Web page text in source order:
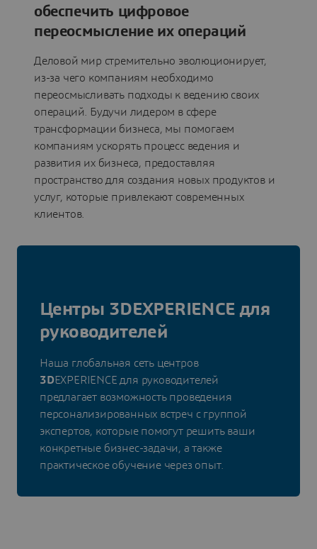
обеспечить цифровое
переосмысление их операций
Деловой мир стремительно эволюционирует,
из-за чего компаниям необходимо
переосмысливать подходы к ведению своих
операций. Будучи лидером в сфере
трансформации бизнеса, мы помогаем
компаниям ускорять процесс ведения и
развития их бизнеса, предоставляя
пространство для создания новых продуктов и
услуг, которые привлекают современных
клиентов.
Центры 3DEXPERIENCE для
руководителей
Наша глобальная сеть центров
3DEXPERIENCE для руководителей
предлагает возможность проведения
персонализированных встреч с группой
экспертов, которые помогут решить ваши
конкретные бизнес-задачи, а также
практическое обучение через опыт.